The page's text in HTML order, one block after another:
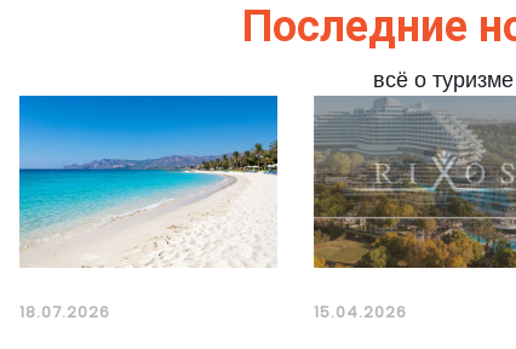
Последние
всё о туризме
18.07.2026 15.04.2026